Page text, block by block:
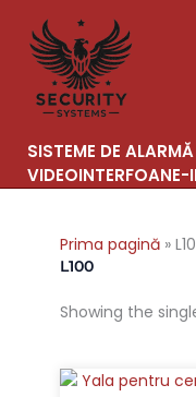
content
SISTEME DE ALARMĂ
VIDEOINTERFOANE-
Prima pagină »
L100
Showing the